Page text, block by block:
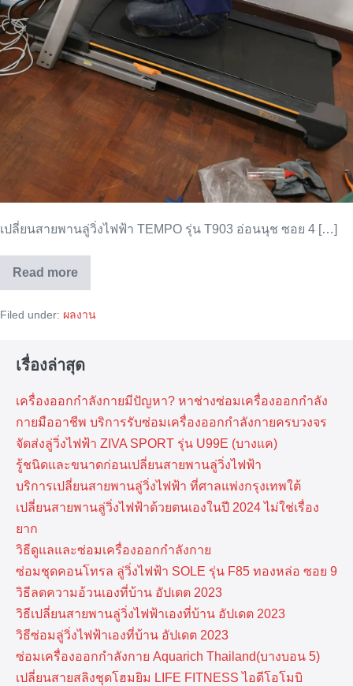
เปลี่ยนสายพานลู่วิ่งไฟฟ้า TEMPO รุ่น T903 อ่อนนุช ซอย 4 […]
Read more
เปลี่ยน
สายพาน
วิ่ง
Filed under: ผลงาน
เรื่องล่าสุด
เครื่องออกกำลังกายมีปัญหา? หาช่างซ่อมเครื่องออกกำลัง
กายมืออาชีพ บริการรับซ่อมเครื่องออกกำลังกายครบวงจร
จัดส่งลู่วิ่งไฟฟ้า ZIVA SPORT รุ่น U99E (บางแค)
รู้ชนิดและขนาดก่อนเปลี่ยนสายพานลู่วิ่งไฟฟ้า
บริการเปลี่ยนสายพานลู่วิ่งไฟฟ้า ที่​ศาลแพ่งกรุงเทพ​ใต้
เปลี่ยนสายพานลู่วิ่งไฟฟ้าด้วยตนเองในปี 2024 ไม่ใช่เรื่อง
ยาก
วิธีดูแลและซ่อมเครื่องออกกำลังกาย
ซ่อมชุดคอนโทรล ลู่วิ่งไฟฟ้า SOLE รุ่น F85 ทองหล่อ ซอย 9
วิธีลดความอ้วนเองที่บ้าน อัปเดต 2023
วิธีเปลี่ยนสายพานลู่วิ่งไฟฟ้าเองที่บ้าน อัปเดต 2023
วิธีซ่อมลู่วิ่งไฟฟ้าเองที่บ้าน อัปเดต 2023
ซ่อมเครื่องออกกำลังกาย Aquarich Thailand(บางบอน 5)
เปลี่ยนสายสลิงชุดโฮมยิม LIFE FITNESS ไอดีโอโมบิ